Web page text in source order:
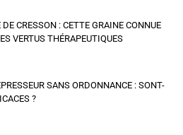
DE CRESSON : CETTE GRAINE CONNUE
VERTUS THÉRAPEUTIQUES
SANS ORDONNANCE : SONT-
?